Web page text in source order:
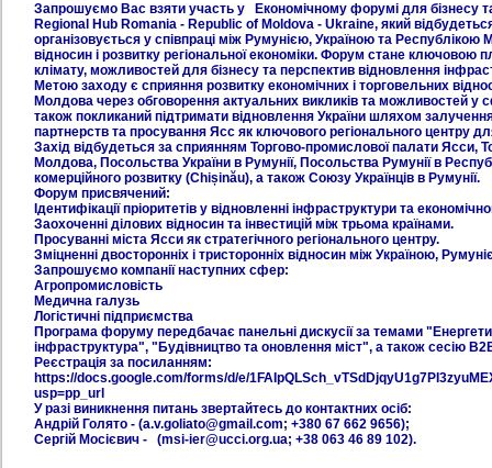
Запрошуємо Вас взяти участь у Економічному форумі для бізнесу та
Regional Hub Romania - Republic of Moldova - Ukraine, який
організовується у співпраці між Румунією, Україною та
відносин і розвитку регіональної економіки. Форум стане
клімату, можливостей для бізнесу та перспектив відновлення
Метою заходу є сприяння розвитку економічних і торговельних
Молдова через обговорення актуальних викликів та можливостей у
також покликаний підтримати відновлення України шляхом
партнерств та просування Ясс як ключового регіонального центру
Захід відбудеться за сприянням Торгово-промислової палати Ясси,
Молдова, Посольства України в Румунії, Посольства Румунії в
комерційного розвитку (Chișinău), а також Союзу Українців в Румунії.
Форум присвячений:
Ідентифікації пріоритетів у відновленні інфраструктури та
Заохоченні ділових відносин та інвестицій між трьома країнами.
Просуванні міста Ясси як стратегічного регіонального центру.
Зміцненні двосторонніх і тристоронніх відносин між Україною,
Запрошуємо компанії наступних сфер:
Агропромисловість
Медична галузь
Логістичні підприємства
Програма форуму передбачає панельні дискусії за темами
інфраструктура", "Будівництво та оновлення міст", а також сесію
Реєстрація за посиланням:
https://docs.google.com/forms/d/e/
usp=pp_url
У разі виникнення питань звертайтесь до контактних осіб:
Андрій Голято - (a.v.goliato@gmail.com; +380 67 662 9656);
Сергій Мосієвич - (msi-ier@ucci.org.ua; +38 063 46 89 102).